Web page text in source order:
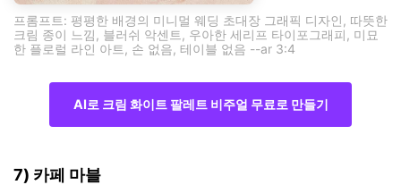
프롬프트: 평평한 배경의 미니멀 웨딩 초대장 그래픽 디자인, 따뜻한
크림 종이 느낌, 블러쉬 악센트, 우아한 세리프 타이포그래피, 미묘
한 플로럴 라인 아트, 손 없음, 테이블 없음 --ar 3:4
AI로 크림 화이트 팔레트 비주얼 무료로 만들기
7) 카페 마블